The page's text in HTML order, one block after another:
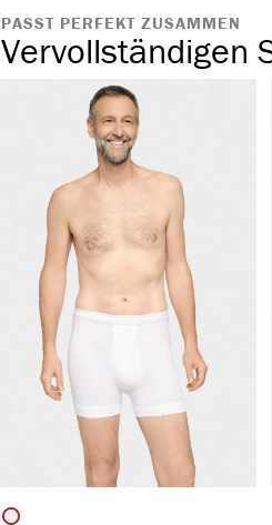
PASST PERFEKT ZUSAMMEN
Vervollständigen